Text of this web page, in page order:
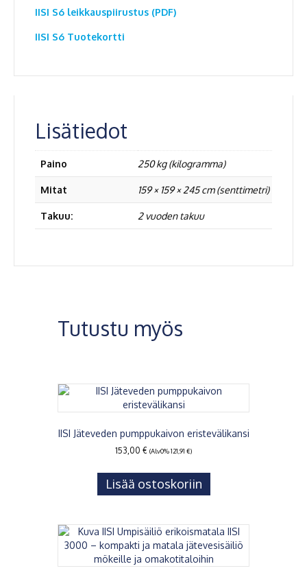
IISI S6 leikkauspiirustus (PDF)
IISI S6 Tuotekortti
Lisätiedot
Paino 250 kg (kilogramma)
Mitat 159 × 159 × 245 cm (senttimetri)
Takuu: 2 vuoden takuu
Tutustu myös
IISI Jäteveden pumppukaivon eristevälikansi
153,00 € (Alv0%121,91 €)
Lisää ostoskoriin